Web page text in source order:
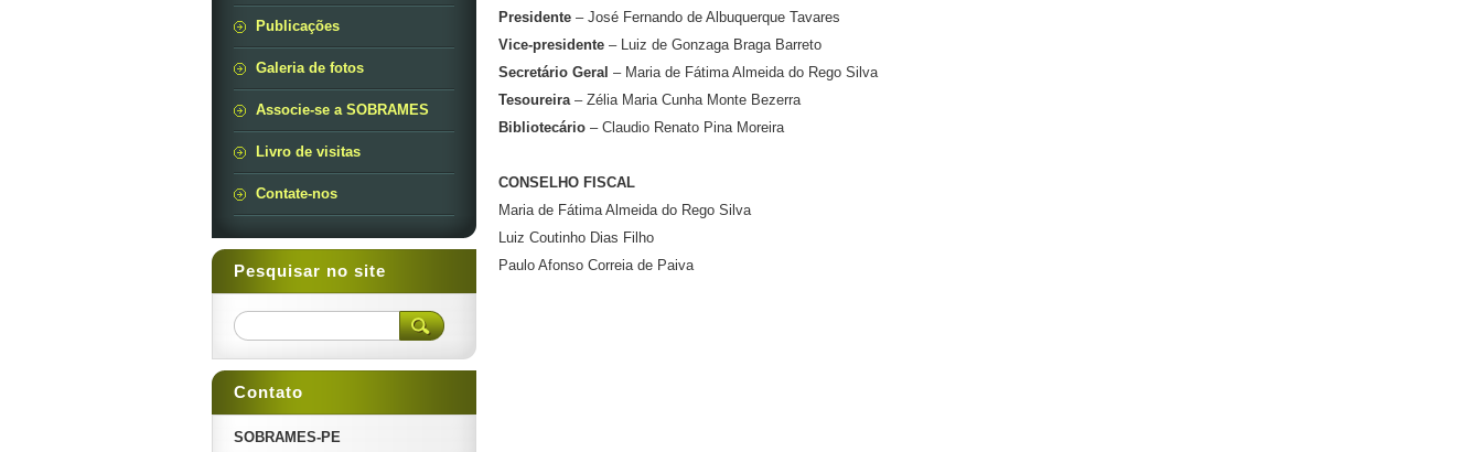
Presidente – José Fernando de Albuquerque Tavares
Vice-presidente – Luiz de Gonzaga Braga Barreto
Secretário Geral – Maria de Fátima Almeida do Rego Silva
Tesoureira– Zélia Maria Cunha Monte Bezerra
Bibliotecário – Claudio Renato Pina Moreira
CONSELHO FISCAL
Maria de Fátima Almeida do Rego Silva
Luiz Coutinho Dias Filho
Paulo Afonso Correia de Paiva
Publicações
Galeria de fotos
Associe-se a SOBRAMES
Livro de visitas
Contate-nos
Pesquisar no site
Contato
SOBRAMES-PE